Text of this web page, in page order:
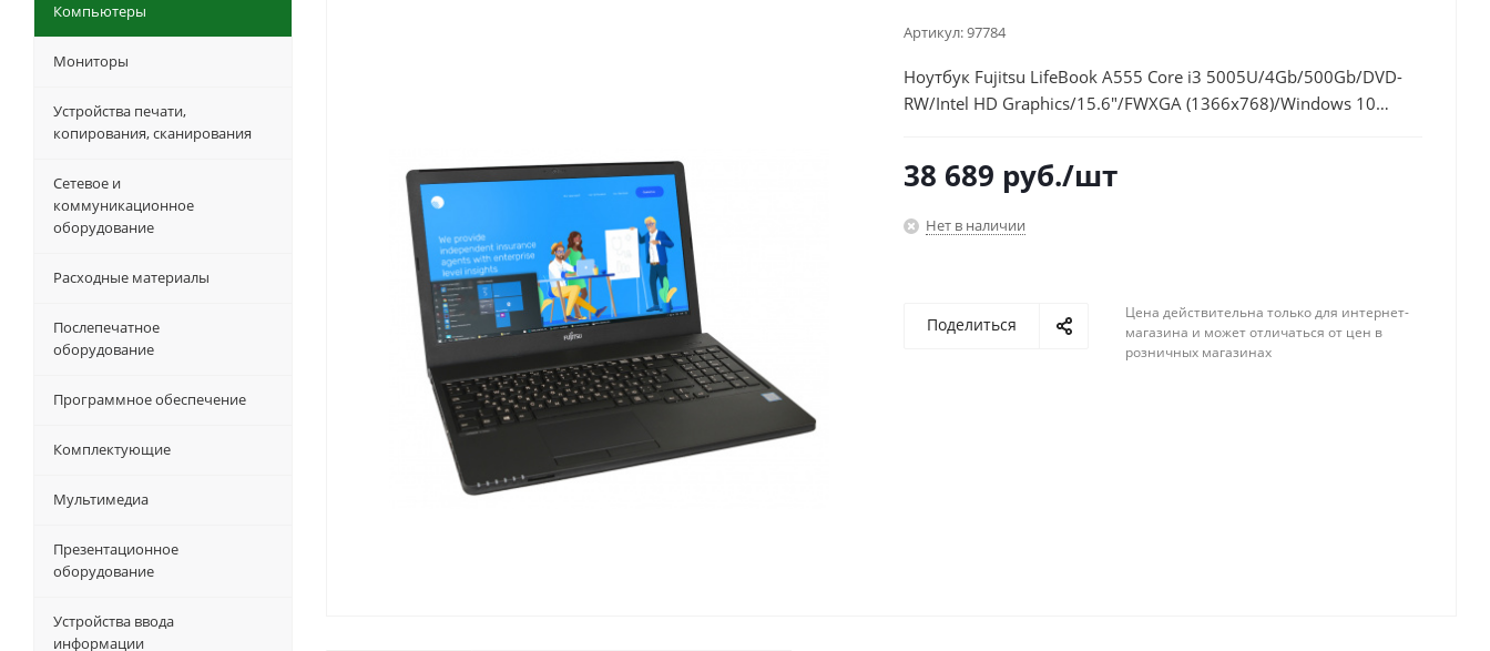
Артикул:97784
Ноутбук Fujitsu LifeBook A555 Core i3 5005U/4Gb/500Gb/DVD-
RW/Intel HD Graphics/15.6"/FWXGA (1366x768)/Windows 10
38 689 руб./шт
Нет в наличии
Поделиться
Цена действительна только для интернет-
магазина и может отличаться от цен в
розничных магазинах
Компьютеры
Мониторы
Устройства печати,
копирования, сканирования
Сетевое и
коммуникационное
оборудование
Расходные материалы
Послепечатное
оборудование
Программное обеспечение
Комплектующие
Мультимедиа
Презентационное
оборудование
Устройства ввода
информации